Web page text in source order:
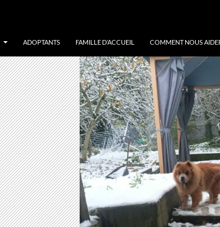
ADOPTANTS FAMILLE D’ACCUEIL COMMENT NOUS